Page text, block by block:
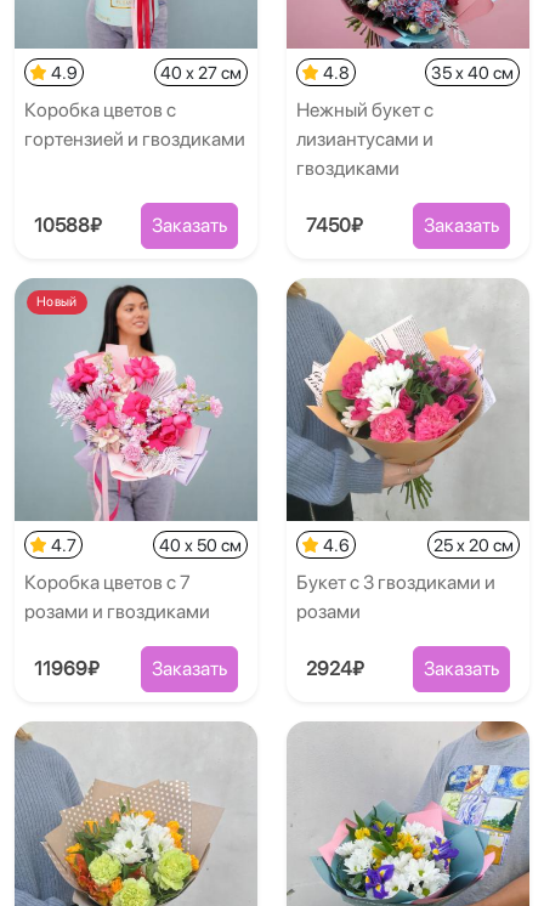
4.9 40 x 27 см
Коробка цветов с
гортензией и гвоздиками
10588₽ Заказать
4.8 35 x 40 см
Нежный букет с
лизиантусами и
гвоздиками
7450₽ Заказать
Новый
4.7 40 x 50 см
Коробка цветов с 7
розами и гвоздиками
11969₽ Заказать
4.6 25 x 20 см
Букет с 3 гвоздиками и
розами
2924₽ Заказать